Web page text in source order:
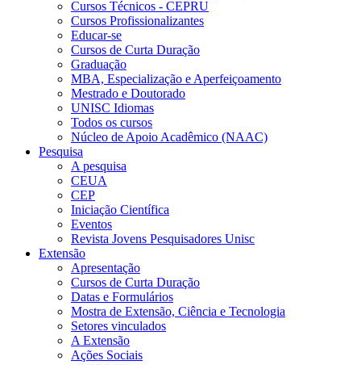
Cursos Técnicos - CEPRU
Cursos Profissionalizantes
Educar-se
Cursos de Curta Duração
Graduação
MBA, Especialização e Aperfeiçoamento
Mestrado e Doutorado
UNISC Idiomas
Todos os cursos
Núcleo de Apoio Acadêmico (NAAC)
Pesquisa
A pesquisa
CEUA
CEP
Iniciação Científica
Eventos
Revista Jovens Pesquisadores Unisc
Extensão
Apresentação
Cursos de Curta Duração
Datas e Formulários
Mostra de Extensão, Ciência e Tecnologia
Setores vinculados
A Extensão
Ações Sociais